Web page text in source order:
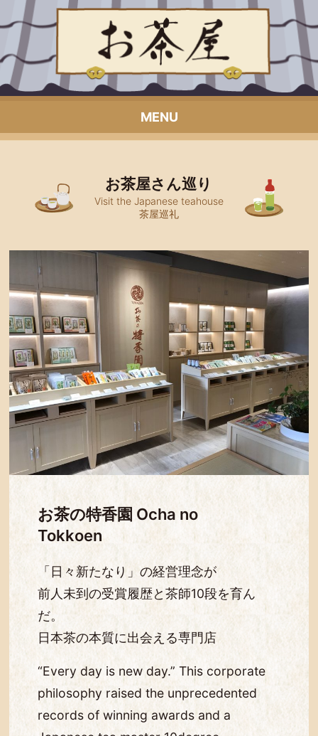
MENU
お茶屋さん巡り
Visit the Japanese teahouse
茶屋巡礼
お茶の特香園 Ocha no
Tokkoen
「日々新たなり」の経営理念が
前人未到の受賞履歴と茶師10段を育ん
だ。
日本茶の本質に出会える専門店
“Every day is new day.” This corporate
philosophy raised the unprecedented
records of winning awards and a